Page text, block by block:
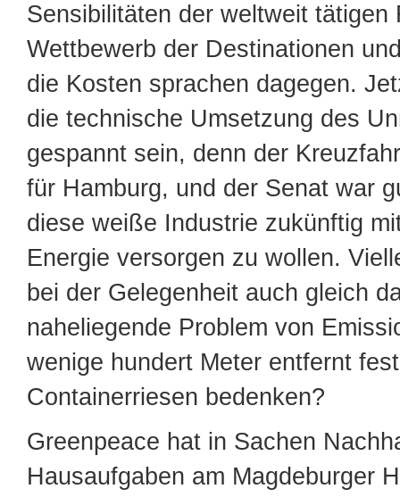
Sensibilitäten der weltweit tätigen
Wettbewerb der Destinationen
die Kosten sprachen dagegen.
die technische Umsetzung des
gespannt sein, denn der
für Hamburg, und der Senat war
diese weiße Industrie zukünftig
Energie versorgen zu wollen.
bei der Gelegenheit auch gleich
naheliegende Problem von
wenige hundert Meter entfernt
Containerriesen bedenken?
Greenpeace hat in Sachen
Hausaufgaben am Magdeburger